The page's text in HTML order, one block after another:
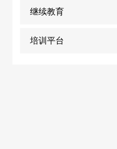
继续教育
培训平台